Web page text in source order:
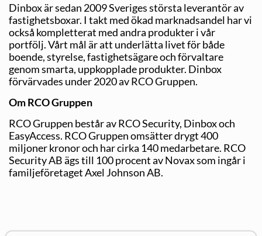
Dinbox är sedan 2009 Sveriges största leverantör av
fastighetsboxar. I takt med ökad marknadsandel har vi
också kompletterat med andra produkter i vår
portfölj. Vårt mål är att underlätta livet för både
boende, styrelse, fastighetsägare och förvaltare
genom smarta, uppkopplade produkter. Dinbox
förvärvades under 2020 av RCO Gruppen.
Om RCO Gruppen
RCO Gruppen består av RCO Security, Dinbox och
EasyAccess. RCO Gruppen omsätter drygt 400
miljoner kronor och har cirka 140 medarbetare. RCO
Security AB ägs till 100 procent av Novax som ingår i
familjeföretaget Axel Johnson AB.